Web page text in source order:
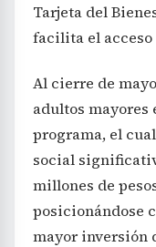
Tarjeta del
facilita el acceso
Al cierre de
adultos
programa, el
social
millones de
posicionándose
mayor inversión